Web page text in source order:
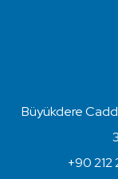
Büyükdere
+90